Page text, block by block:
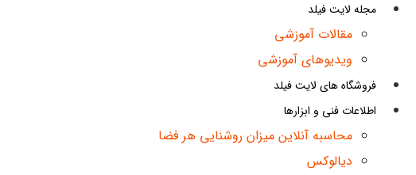
مجله لایت فیلد
مقالات آموزشی
ویدیوهای آموزشی
فروشگاه های لایت فیلد
اطلاعات فنی و ابزارها
محاسبه آنلاین میزان روشنایی هر فضا
دیالوکس